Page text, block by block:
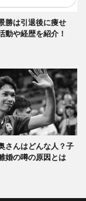
勝は引退後に痩せ
動や経歴を紹介！
さんはどんな人？子
婚の噂の原因とは